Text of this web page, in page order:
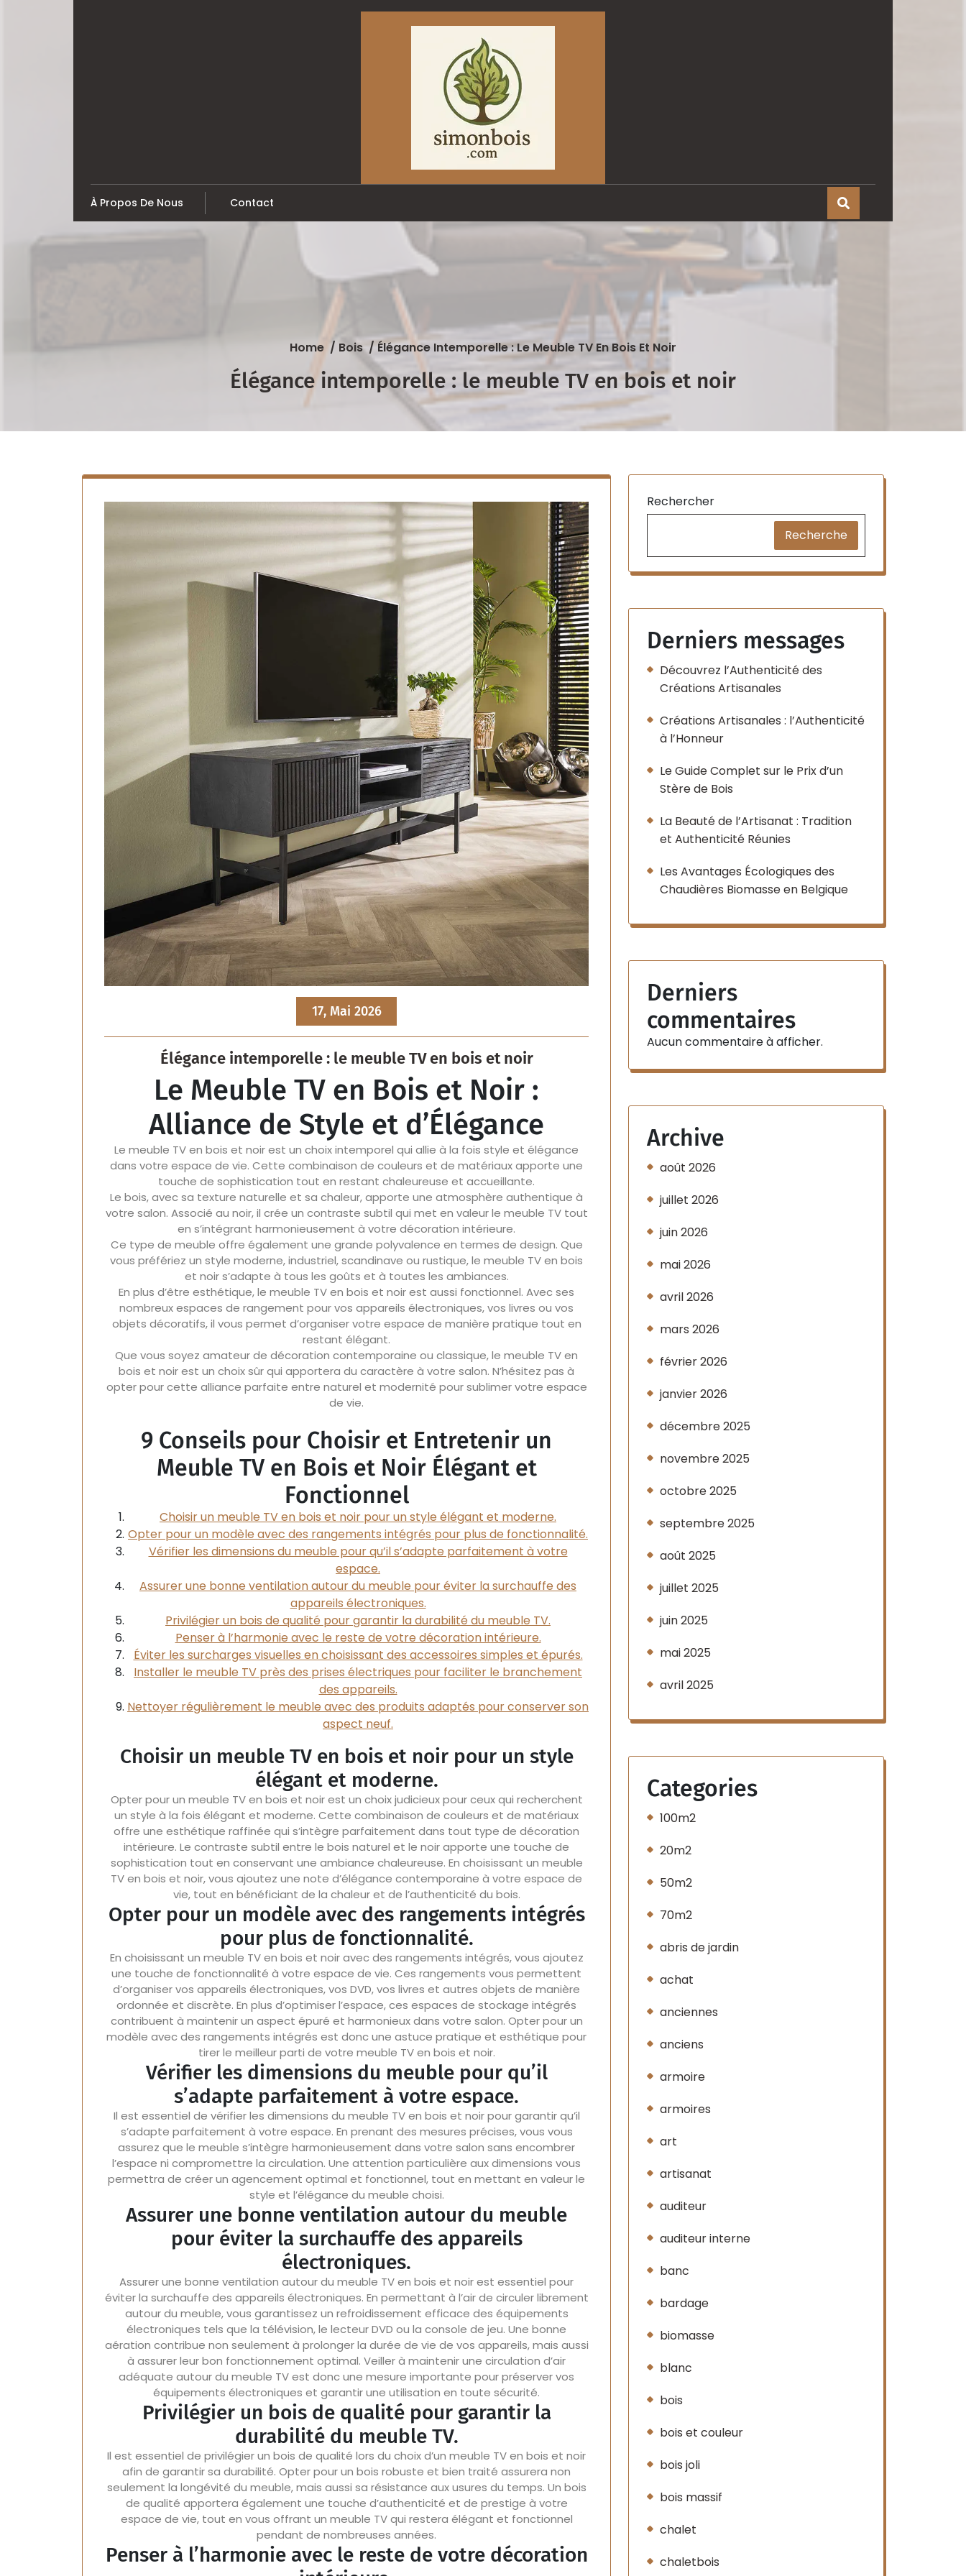
À Propos De Nous Contact
Home / Bois/Élégance Intemporelle : Le Meuble TV En Bois Et Noir
Élégance intemporelle : le meuble TV en bois et noir
17, Mai 2026
Élégance intemporelle : le meuble TV en bois et noir
Le Meuble TV en Bois et Noir :
Alliance de Style et d’Élégance
Le meuble TV en bois et noir est un choix intemporel qui allie à la fois style et élégance
dans votre espace de vie. Cette combinaison de couleurs et de matériaux apporte une
touche de sophistication tout en restant chaleureuse et accueillante.
Le bois, avec sa texture naturelle et sa chaleur, apporte une atmosphère authentique à
votre salon. Associé au noir, il crée un contraste subtil qui met en valeur le meuble TV tout
en s’intégrant harmonieusement à votre décoration intérieure.
Ce type de meuble offre également une grande polyvalence en termes de design. Que
vous préfériez un style moderne, industriel, scandinave ou rustique, le meuble TV en bois
et noir s’adapte à tous les goûts et à toutes les ambiances.
En plus d’être esthétique, le meuble TV en bois et noir est aussi fonctionnel. Avec ses
nombreux espaces de rangement pour vos appareils électroniques, vos livres ou vos
objets décoratifs, il vous permet d’organiser votre espace de manière pratique tout en
restant élégant.
Que vous soyez amateur de décoration contemporaine ou classique, le meuble TV en
bois et noir est un choix sûr qui apportera du caractère à votre salon. N’hésitez pas à
opter pour cette alliance parfaite entre naturel et modernité pour sublimer votre espace
de vie.
9 Conseils pour Choisir et Entretenir un
Meuble TV en Bois et Noir Élégant et
Fonctionnel
Choisir un meuble TV en bois et noir pour un style élégant et moderne.
Opter pour un modèle avec des rangements intégrés pour plus de fonctionnalité.
Vérifier les dimensions du meuble pour qu’il s’adapte parfaitement à votre
espace.
Assurer une bonne ventilation autour du meuble pour éviter la surchauffe des
appareils électroniques.
Privilégier un bois de qualité pour garantir la durabilité du meuble TV.
Penser à l’harmonie avec le reste de votre décoration intérieure.
Éviter les surcharges visuelles en choisissant des accessoires simples et épurés.
Installer le meuble TV près des prises électriques pour faciliter le branchement
des appareils.
Nettoyer régulièrement le meuble avec des produits adaptés pour conserver son
aspect neuf.
Choisir un meuble TV en bois et noir pour un style
élégant et moderne.
Opter pour un meuble TV en bois et noir est un choix judicieux pour ceux qui recherchent
un style à la fois élégant et moderne. Cette combinaison de couleurs et de matériaux
offre une esthétique raffinée qui s’intègre parfaitement dans tout type de décoration
intérieure. Le contraste subtil entre le bois naturel et le noir apporte une touche de
sophistication tout en conservant une ambiance chaleureuse. En choisissant un meuble
TV en bois et noir, vous ajoutez une note d’élégance contemporaine à votre espace de
vie, tout en bénéficiant de la chaleur et de l’authenticité du bois.
Opter pour un modèle avec des rangements intégrés
pour plus de fonctionnalité.
En choisissant un meuble TV en bois et noir avec des rangements intégrés, vous ajoutez
une touche de fonctionnalité à votre espace de vie. Ces rangements vous permettent
d’organiser vos appareils électroniques, vos DVD, vos livres et autres objets de manière
ordonnée et discrète. En plus d’optimiser l’espace, ces espaces de stockage intégrés
contribuent à maintenir un aspect épuré et harmonieux dans votre salon. Opter pour un
modèle avec des rangements intégrés est donc une astuce pratique et esthétique pour
tirer le meilleur parti de votre meuble TV en bois et noir.
Vérifier les dimensions du meuble pour qu’il
s’adapte parfaitement à votre espace.
Il est essentiel de vérifier les dimensions du meuble TV en bois et noir pour garantir qu’il
s’adapte parfaitement à votre espace. En prenant des mesures précises, vous vous
assurez que le meuble s’intègre harmonieusement dans votre salon sans encombrer
l’espace ni compromettre la circulation. Une attention particulière aux dimensions vous
permettra de créer un agencement optimal et fonctionnel, tout en mettant en valeur le
style et l’élégance du meuble choisi.
Assurer une bonne ventilation autour du meuble
pour éviter la surchauffe des appareils
électroniques.
Assurer une bonne ventilation autour du meuble TV en bois et noir est essentiel pour
éviter la surchauffe des appareils électroniques. En permettant à l’air de circuler librement
autour du meuble, vous garantissez un refroidissement efficace des équipements
électroniques tels que la télévision, le lecteur DVD ou la console de jeu. Une bonne
aération contribue non seulement à prolonger la durée de vie de vos appareils, mais aussi
à assurer leur bon fonctionnement optimal. Veiller à maintenir une circulation d’air
adéquate autour du meuble TV est donc une mesure importante pour préserver vos
équipements électroniques et garantir une utilisation en toute sécurité.
Privilégier un bois de qualité pour garantir la
durabilité du meuble TV.
Il est essentiel de privilégier un bois de qualité lors du choix d’un meuble TV en bois et noir
afin de garantir sa durabilité. Opter pour un bois robuste et bien traité assurera non
seulement la longévité du meuble, mais aussi sa résistance aux usures du temps. Un bois
de qualité apportera également une touche d’authenticité et de prestige à votre
espace de vie, tout en vous offrant un meuble TV qui restera élégant et fonctionnel
pendant de nombreuses années.
Penser à l’harmonie avec le reste de votre décoration
Rechercher
Recherche
Derniers messages
Découvrez l’Authenticité des
Créations Artisanales
Créations Artisanales : l’Authenticité
à l’Honneur
Le Guide Complet sur le Prix d’un
Stère de Bois
La Beauté de l’Artisanat : Tradition
et Authenticité Réunies
Les Avantages Écologiques des
Chaudières Biomasse en Belgique
Derniers
commentaires
Aucun commentaire à afficher.
Archive
août 2026
juillet 2026
juin 2026
mai 2026
avril 2026
mars 2026
février 2026
janvier 2026
décembre 2025
novembre 2025
octobre 2025
septembre 2025
août 2025
juillet 2025
juin 2025
mai 2025
avril 2025
Categories
100m2
20m2
50m2
70m2
abris de jardin
achat
anciennes
anciens
armoire
armoires
art
artisanat
auditeur
auditeur interne
banc
bardage
biomasse
blanc
bois
bois et couleur
bois joli
bois massif
chalet
chaletbois